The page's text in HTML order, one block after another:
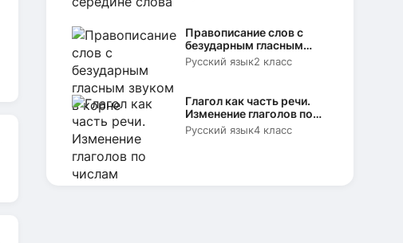
Правописание слов с
безударным гласным
звуком в корне
Русский язык2 класс
Глагол как часть речи.
Изменение глаголов по
числам
Русский язык4 класс